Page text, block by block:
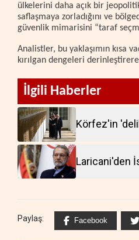
ülkelerini daha açık bir
saflaşmaya zorladığını ve
güvenlik mimarisini “taraf
Analistler, bu yaklaşımın kısa
kırılgan dengeleri
İlgili Haberler
Körfez'in
Laricani'den
Paylaş: Facebook